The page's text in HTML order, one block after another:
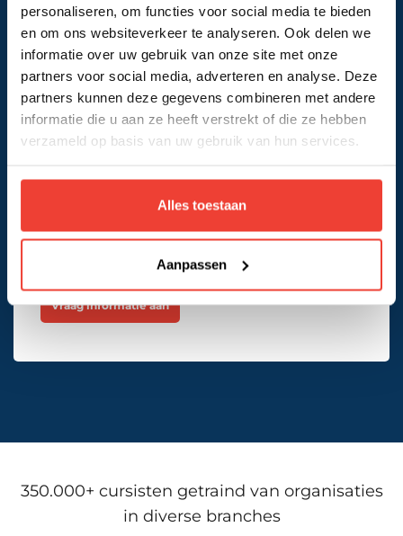
personaliseren, om functies voor social media te bieden
en om ons websiteverkeer te analyseren. Ook delen we
informatie over uw gebruik van onze site met onze
partners voor social media, adverteren en analyse. Deze
partners kunnen deze gegevens combineren met andere
informatie die u aan ze heeft verstrekt of die ze hebben
verzameld op basis van uw gebruik van hun services.
Alles toestaan
Aanpassen
Organiseer een training met een programma,
datum en locatie naar keuze voor je organisatie.
Vraag offerte aan
en methodieken accepteren en doelgericht
Vraag informatie aan
350.000+ cursisten getraind van organisaties
in diverse branches